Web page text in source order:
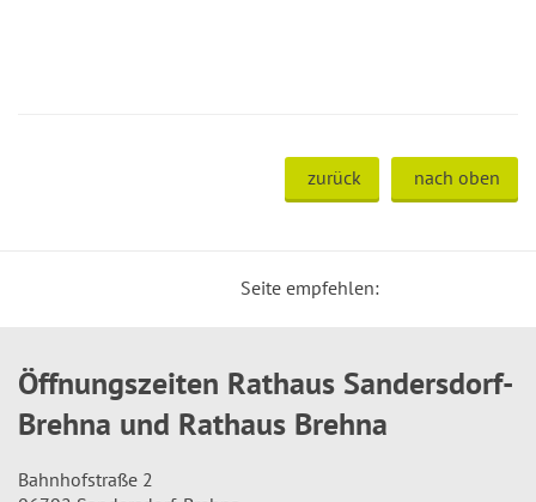
zurück nach oben
Seite empfehlen:
Öffnungszeiten Rathaus Sandersdorf-
Brehna und Rathaus Brehna
Bahnhofstraße 2